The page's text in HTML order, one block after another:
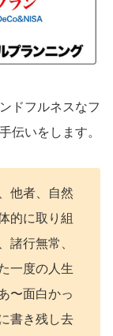
ドフルネスなフ
伝いをします。
他者、自然
的に取り組
諸行無常、
一度の人生
〜面白かっ
書き残し去